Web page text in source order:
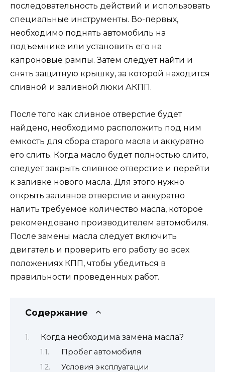
последовательность действий и использовать
специальные инструменты. Во-первых,
необходимо поднять автомобиль на
подъемнике или установить его на
капроновые рампы. Затем следует найти и
снять защитную крышку, за которой находится
сливной и заливной люки АКПП.
После того как сливное отверстие будет
найдено, необходимо расположить под ним
емкость для сбора старого масла и аккуратно
его слить. Когда масло будет полностью слито,
следует закрыть сливное отверстие и перейти
к заливке нового масла. Для этого нужно
открыть заливное отверстие и аккуратно
налить требуемое количество масла, которое
рекомендовано производителем автомобиля.
После замены масла следует включить
двигатель и проверить его работу во всех
положениях КПП, чтобы убедиться в
правильности проведенных работ.
Содержание
Когда необходима замена масла?
Пробег автомобиля
Условия эксплуатации